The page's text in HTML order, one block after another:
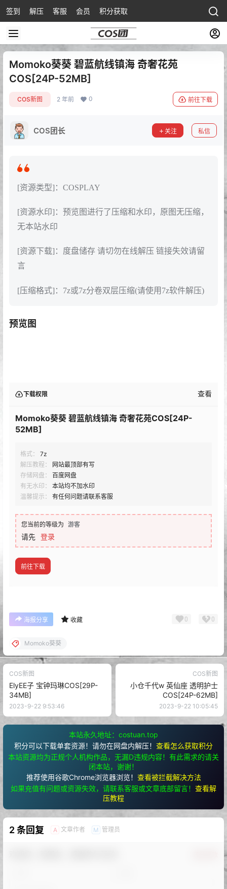
签到 解压 客服 会员 积分获取
Momoko葵葵 碧蓝航线镇海 奇奢花苑
COS[24P-52MB]
COS新图 2 年前 0 前往下载
COS团长 关注 私信
[资源类型]：COSPLAY
[资源水印]：预览图进行了压缩和水印，原图无压缩，
无本站水印
[资源下载]：度盘储存 请切勿在线解压 链接失效请留
言
[压缩格式]：7z或7z分卷双层压缩(请使用7z软件解压)
预览图
下载权限 查看
Momoko葵葵 碧蓝航线镇海 奇奢花苑COS[24P-
52MB]
格式：
7z
解压教程：
网站最顶部有写
存储网盘：
百度网盘
有无水印：
本站均不加水印
温馨提示：
有任何问题请联系客服
您当前的等级为 游客
请先 登录
前往下载
海报分享 收藏 0 0
Momoko葵葵
COS新图
ElyEE子 宝钟玛琳COS[29P-
34MB]
2023-9-22 9:53:46
COS新图
小仓千代w 英仙座 透明护士
COS[24P-62MB]
2023-9-22 10:05:45
本站永久地址：costuan.top
积分可以下载单套资源！请勿在网盘内解压！ 查看怎么获取积分
本站资源均为正规个人机构作品，无漏D违规内容！有此需求的请关
闭本站，谢谢！
推荐使用谷歌Chrome浏览器浏览！ 查看被拦截解决方法
如果充值有问题或资源失效，请联系客服或文章底部留言！ 查看解
压教程
2 条回复 A 文章作者 M 管理员